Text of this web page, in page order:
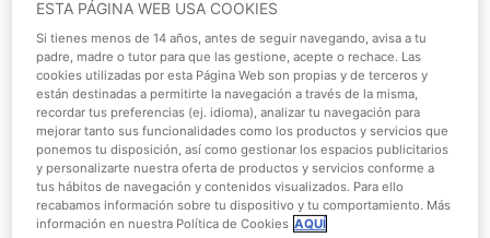
ESTA PÁGINA WEB USA COOKIES
Si tienes menos de 14 años, antes de seguir navegando, avisa a tu
padre, madre o tutor para que las gestione, acepte o rechace. Las
cookies utilizadas por esta Página Web son propias y de terceros y
están destinadas a permitirte la navegación a través de la misma,
recordar tus preferencias (ej. idioma), analizar tu navegación para
mejorar tanto sus funcionalidades como los productos y servicios que
ponemos tu disposición, así como gestionar los espacios publicitarios
y personalizarte nuestra oferta de productos y servicios conforme a
tus hábitos de navegación y contenidos visualizados. Para ello
recabamos información sobre tu dispositivo y tu comportamiento. Más
información en nuestra Política de Cookies AQUÍ